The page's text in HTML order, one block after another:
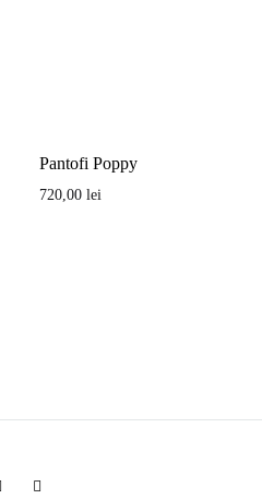
Pantofi Poppy
720,00 lei
Facebook